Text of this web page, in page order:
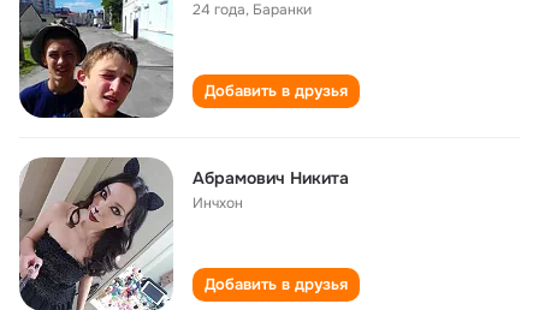
24 года, Баранки
Добавить в друзья
Абрамович Никита
Инчхон
Добавить в друзья